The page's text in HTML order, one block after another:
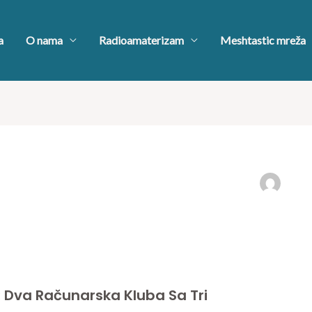
O nama Radioamaterizam Meshtastic mreža
Računarska Kluba Sa Tri